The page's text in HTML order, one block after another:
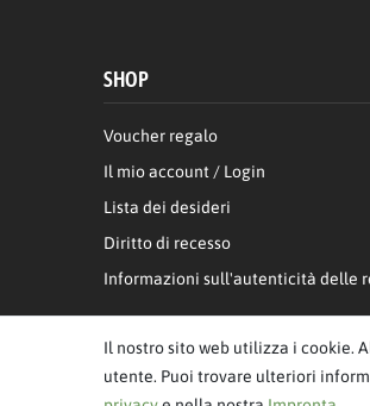
SHOP
Voucher regalo
Il mio account / Login
Lista dei desideri
Diritto di recesso
Informazioni sull'autenticità delle
Il nostro sito web utilizza i cookie.
utente. Puoi trovare ulteriori